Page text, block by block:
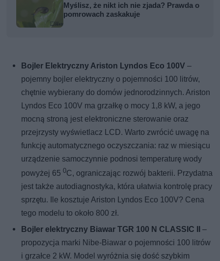
Myślisz, że nikt ich nie zjada? Prawda o
pomrowach zaskakuje
Bojler Elektryczny Ariston Lyndos Eco 100V –
pojemny bojler elektryczny o pojemności 100 litrów,
chętnie wybierany do domów jednorodzinnych. Ariston
Lyndos Eco 100V ma grzałkę o mocy 1,8 kW, a jego
mocną stroną jest elektroniczne sterowanie oraz
przejrzysty wyświetlacz LCD. Warto zwrócić uwagę na
funkcję automatycznego oczyszczania: raz w miesiącu
urządzenie samoczynnie podnosi temperaturę wody
powyżej 650C, ograniczając rozwój bakterii. Przydatna
jest także autodiagnostyka, która ułatwia kontrolę pracy
sprzętu. Ile kosztuje Ariston Lyndos Eco 100V? Cena
tego modelu to około 800 zł.
Bojler elektryczny Biawar TGR 100 N CLASSIC II –
propozycja marki Nibe-Biawar o pojemności 100 litrów
i grzałce 2 kW. Model wyróżnia się dość szybkim